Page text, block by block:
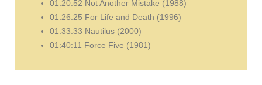
01:20:52 Not Another Mistake (1988)
01:26:25 For Life and Death (1996)
01:33:33 Nautilus (2000)
01:40:11 Force Five (1981)